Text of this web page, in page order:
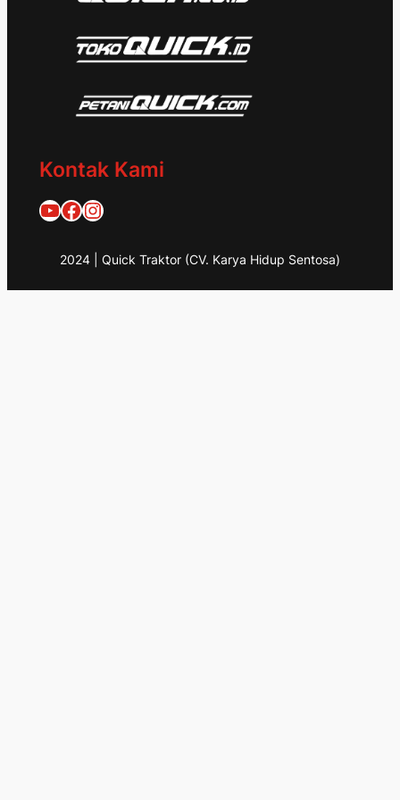
Kontak Kami
Quick Traktor
Traktor Quick 1953@quicktraktor
2024 | Quick Traktor (CV. Karya Hidup Sentosa)